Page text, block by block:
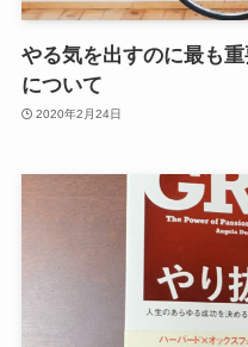
やる気を出すのに最も
について
2020年2月24日